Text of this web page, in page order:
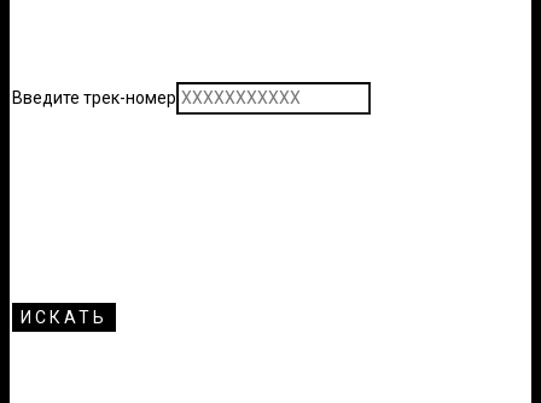
Введите трек-номер